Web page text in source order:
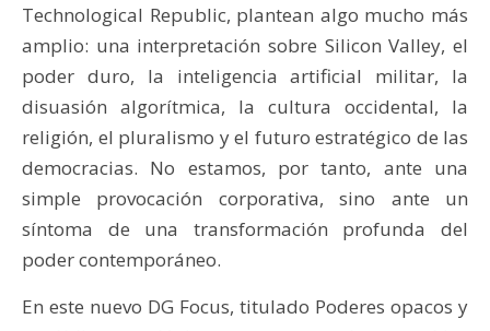
Technological Republic, plantean algo mucho más
amplio: una interpretación sobre Silicon Valley, el
poder duro, la inteligencia artificial militar, la
disuasión algorítmica, la cultura occidental, la
religión, el pluralismo y el futuro estratégico de las
democracias. No estamos, por tanto, ante una
simple provocación corporativa, sino ante un
síntoma de una transformación profunda del
poder contemporáneo.
En este nuevo DG Focus, titulado Poderes opacos y